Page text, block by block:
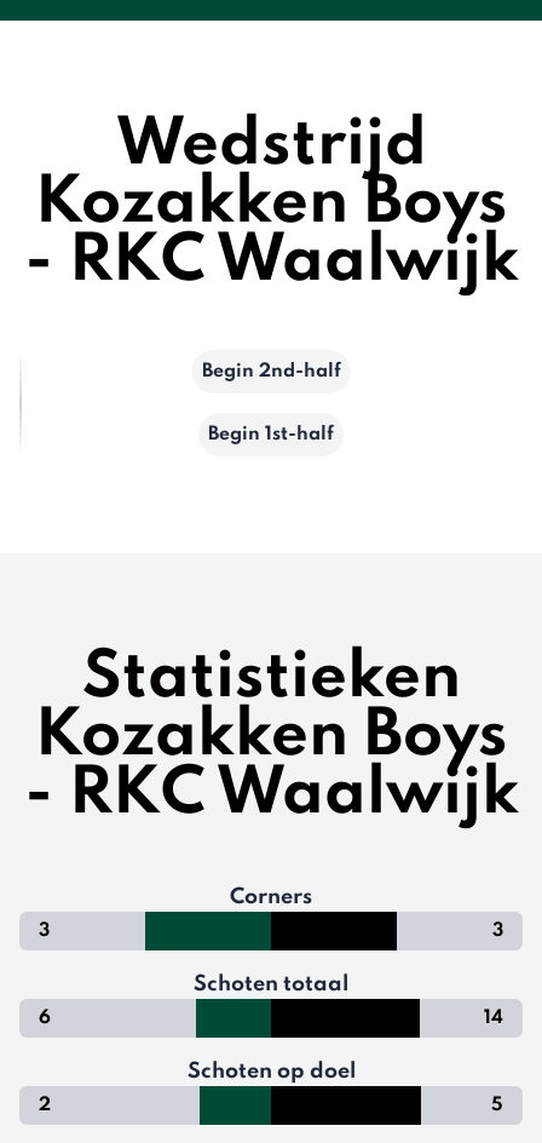
Wedstrijd
Kozakken Boys
- RKC Waalwijk
Begin 2nd-half
Begin 1st-half
Statistieken
Kozakken Boys
- RKC Waalwijk
Corners
3 3
Schoten totaal
6 14
Schoten op doel
2 5